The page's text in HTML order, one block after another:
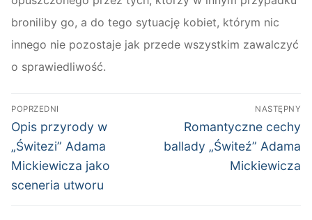
broniliby go, a do tego sytuację kobiet, którym nic
innego nie pozostaje jak przede wszystkim zawalczyć
o sprawiedliwość.
Nawigacja
wpisu
POPRZEDNI
Poprzedni
wpis:
Opis przyrody w
„Świtezi” Adama
Mickiewicza jako
sceneria utworu
NASTĘPNY
Następny
wpis:
Romantyczne cechy
ballady „Świteź” Adama
Mickiewicza